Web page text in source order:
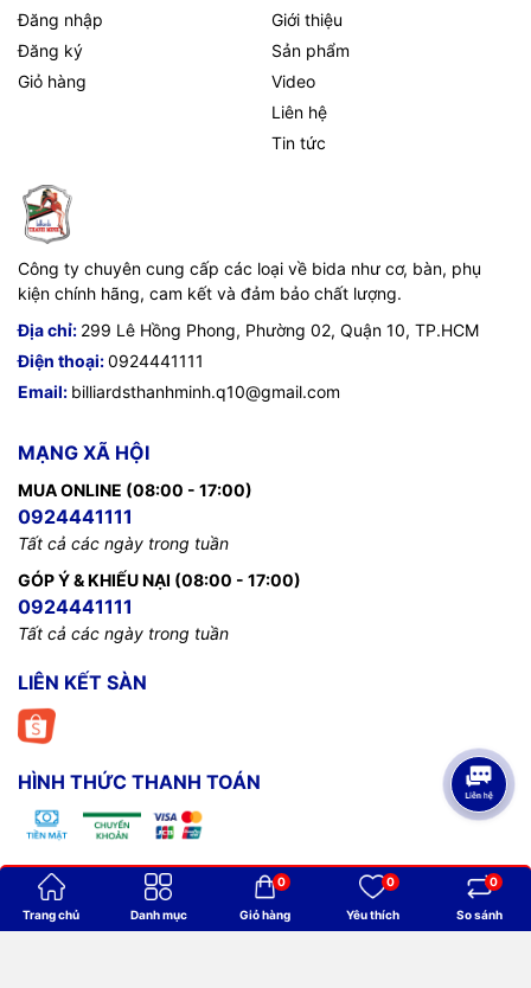
Đăng nhập
Đăng ký
Giỏ hàng
Giới thiệu
Sản phẩm
Video
Liên hệ
Tin tức
Công ty chuyên cung cấp các loại về bida như cơ, bàn, phụ
kiện chính hãng, cam kết và đảm bảo chất lượng.
Địa chỉ: 299 Lê Hồng Phong, Phường 02, Quận 10, TP.HCM
Điện thoại:0924441111
Email: billiardsthanhminh.q10@gmail.com
MẠNG XÃ HỘI
MUA ONLINE (08:00 - 17:00)
0924441111
Tất cả các ngày trong tuần
GÓP Ý & KHIẾU NẠI (08:00 - 17:00)
0924441111
Tất cả các ngày trong tuần
LIÊN KẾT SÀN
HÌNH THỨC THANH TOÁN
Bản quyền thuộc vềBilliards Thanh Minh
Trang chủ Danh mục Giỏ hàng
0
Yêu thích
0
So sánh
0